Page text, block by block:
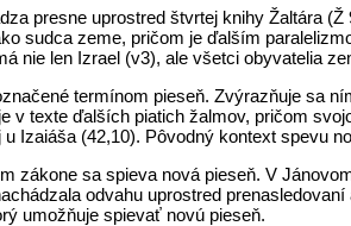
presne uprostred štvrtej knihy Žaltára
sudca zeme, pričom je ďalším
nie len Izrael (v3), ale všetci obyvatelia
termínom pieseň. Zvýrazňuje sa
v texte ďalších piatich žalmov, pričom
u Izaiáša (42,10). Pôvodný kontext
zákone sa spieva nová pieseň. V
odvahu uprostred
umožňuje spievať novú pieseň.